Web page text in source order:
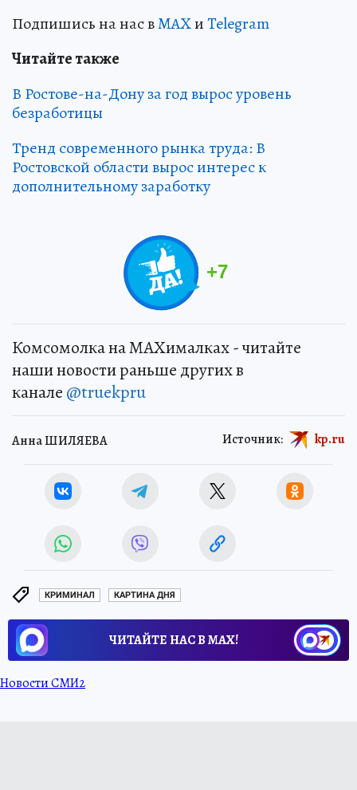
Подпишись на нас вMAXиTelegram
Читайте также
В Ростове-на-Дону за год вырос уровень
безработицы
Тренд современного рынка труда: В
Ростовской области вырос интерес к
дополнительному заработку
+7
Комсомолка на MAXималках - читайте
наши новости раньше других в
канале @truekpru
Анна ШИЛЯЕВА Источник: kp.ru
КРИМИНАЛ КАРТИНА ДНЯ
ЧИТАЙТЕ НАС В МАХ!
Новости СМИ2